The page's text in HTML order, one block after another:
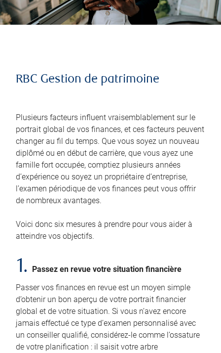
RBC Gestion de patrimoine
Plusieurs facteurs influent vraisemblablement sur le
portrait global de vos finances, et ces facteurs peuvent
changer au fil du temps. Que vous soyez un nouveau
diplômé ou en début de carrière, que vous ayez une
famille fort occupée, comptiez plusieurs années
d’expérience ou soyez un propriétaire d’entreprise,
l’examen périodique de vos finances peut vous offrir
de nombreux avantages.
Voici donc six mesures à prendre pour vous aider à
atteindre vos objectifs.
1.
Passez en revue votre situation financière
Passer vos finances en revue est un moyen simple
d’obtenir un bon aperçu de votre portrait financier
global et de votre situation. Si vous n’avez encore
jamais effectué ce type d’examen personnalisé avec
un conseiller qualifié, considérez-le comme l’ossature
de votre planification : il saisit votre arbre